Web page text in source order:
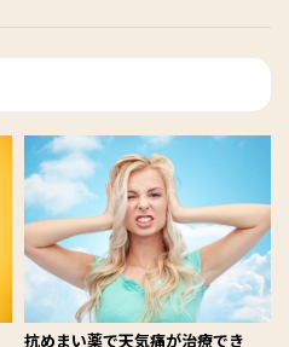
抗めまい薬で天気痛が治療でき